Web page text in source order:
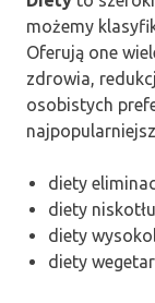
możemy
Oferują one
zdrowia,
osobistych
diety
diety
diety
diety